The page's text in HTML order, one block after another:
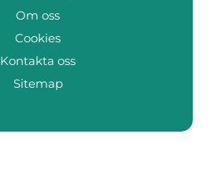
Om oss
Cookies
Kontakta oss
Sitemap